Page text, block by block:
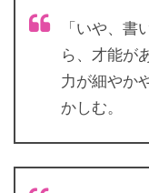
「いや、書
ら、才能が
力が細やか
かしむ。